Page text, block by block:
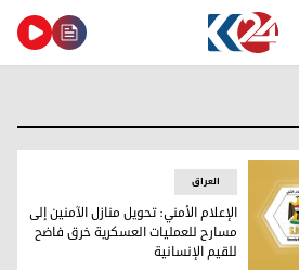
العراق
الإعلام الأمني: تحويل منازل الآمنين إلى
مسارح للعمليات العسكرية خرق فاضح
للقيم الإنسانية